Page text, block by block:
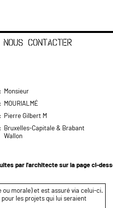
NOUS CONTACTER
Monsieur
MOURIALMÉ
Pierre Gilbert M
Bruxelles-Capitale & Brabant
Wallon
par l'architecte sur la page ci-
morale) et est assuré via celui-ci.
les projets qui lui seraient